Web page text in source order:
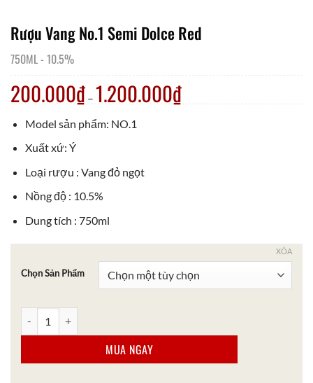
Rượu Vang No.1 Semi Dolce Red
750ML- 10.5%
200.000₫ – 1.200.000₫
Model sản phẩm: NO.1
Xuất xứ: Ý
Loại rượu : Vang đỏ ngọt
Nồng độ : 10.5%
Dung tích : 750ml
Chọn Sản Phẩm
XÓA
MUA NGAY